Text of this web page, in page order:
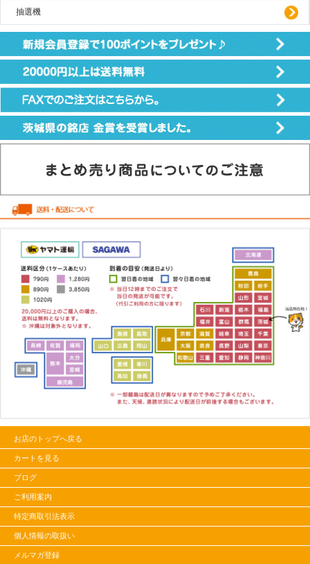
抽選機
お店のトップへ戻る
カートを見る
ブログ
ご利用案内
特定商取引法表示
個人情報の取扱い
メルマガ登録